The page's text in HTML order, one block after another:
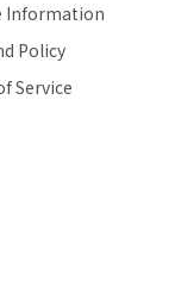
Information
Policy
Service